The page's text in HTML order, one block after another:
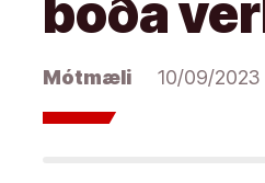
boða
Mótmæli 10/09/2023